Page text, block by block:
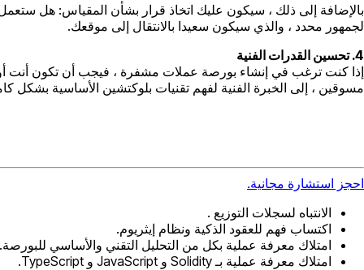
بالإضافة إلى ذلك ، سيكون عليك اتخاذ قرار بشأن المقياس: هل
لجمهور محدد ، والذي سيكون سعيدا بالانتقال إلى موقعك.
4. تحسين القدرات الفنية
إذا كنت ترغب في إنشاء بورصة عملات مشفرة ، فيجب أن تكون أنت
مسوقين ، إلى الخبرة الفنية لفهم تقنيات بلوكتشين الأساسية بشكل
احجز استشارة مجانية.
الانتباه لسجلات التوزيع .
اكتساب فهم للعقود الذكية ونظام إيثريوم.
امتلاك معرفة عملية بكل من التحليل التقني والأساسي للبورصة.
امتلاك معرفة عملية بـ Solidity و JavaScript و TypeScript.